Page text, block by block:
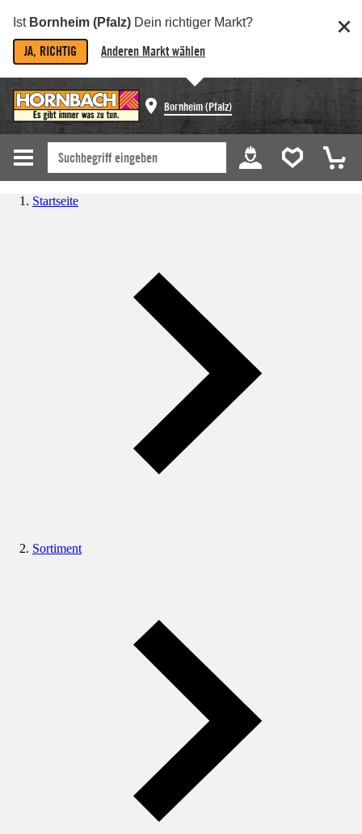
Ist Bornheim (Pfalz) Dein richtiger Markt?
JA, RICHTIG Anderen Markt wählen
Bornheim (Pfalz)
Startseite
Sortiment